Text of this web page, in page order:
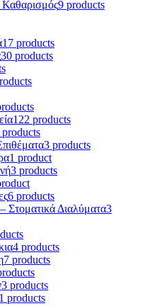
Καθαρισμός9 products
17 products
30 products
122 products
3 products
1 product
3 products
6 products
Στοματικά Διαλύματα3
4 products
7 products
3 products
products